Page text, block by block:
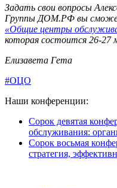
Задать свои вопросы
Группы ДОМ.РФ вы
«Общие центры
которая состоится 26-27
Елизавета Гета
#ОЦО
Наши конференции:
Сорок девятая
обслуживания:
Сорок восьмая
стратегия,